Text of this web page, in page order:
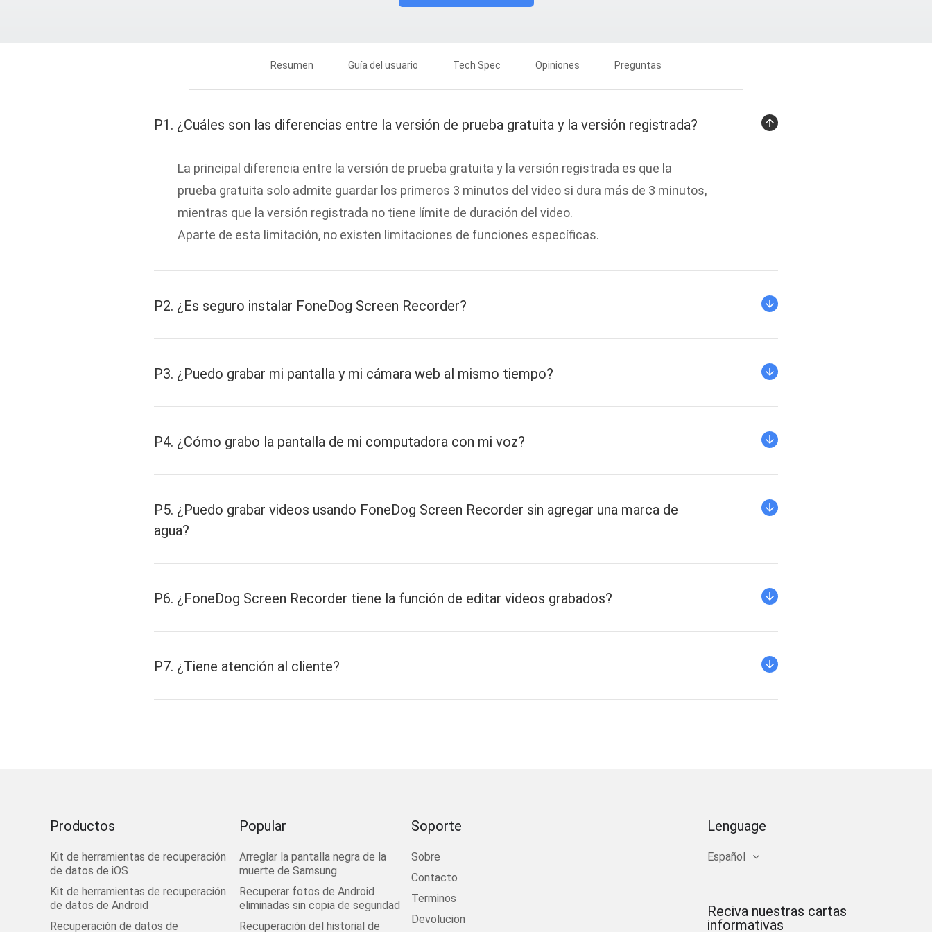
Resumen Guía del usuario Tech Spec Opiniones Preguntas
P1. ¿Cuáles son las diferencias entre la versión de prueba gratuita y la versión registrada?
La principal diferencia entre la versión de prueba gratuita y la versión registrada es que la
prueba gratuita solo admite guardar los primeros 3 minutos del video si dura más de 3 minutos,
mientras que la versión registrada no tiene límite de duración del video.
Aparte de esta limitación, no existen limitaciones de funciones específicas.
P2. ¿Es seguro instalar FoneDog Screen Recorder?
P3. ¿Puedo grabar mi pantalla y mi cámara web al mismo tiempo?
P4. ¿Cómo grabo la pantalla de mi computadora con mi voz?
P5. ¿Puedo grabar videos usando FoneDog Screen Recorder sin agregar una marca de
agua?
P6. ¿FoneDog Screen Recorder tiene la función de editar videos grabados?
P7. ¿Tiene atención al cliente?
Productos
Kit de herramientas de recuperación
de datos de iOS
Kit de herramientas de recuperación
de datos de Android
Recuperación de datos de
Popular
Arreglar la pantalla negra de la
muerte de Samsung
Recuperar fotos de Android
eliminadas sin copia de seguridad
Recuperación del historial de
Soporte
Sobre
Contacto
Terminos
Devolucion
Lenguage
Español
Reciva nuestras cartas
informativas